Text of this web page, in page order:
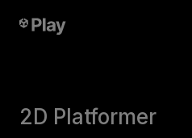
2D Platformer